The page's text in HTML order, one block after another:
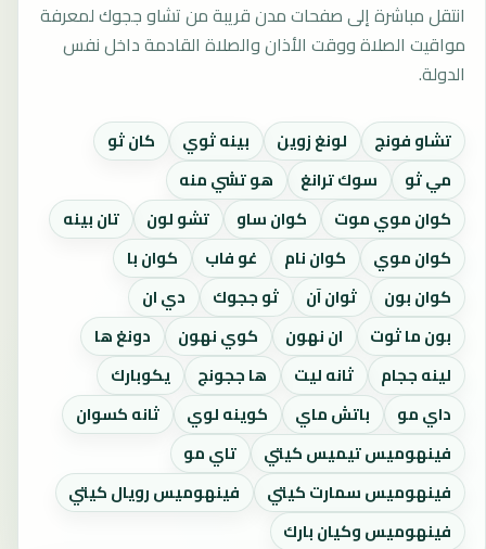
انتقل مباشرة إلى صفحات مدن قريبة من تشاو ججوك لمعرفة
مواقيت الصلاة ووقت الأذان والصلاة القادمة داخل نفس
الدولة.
تشاو فونج لونغ زوين بينه ثوي
كان ثو
مي ثو
سوك ترانغ
هو تشي منه
كوان موي موت
كوان ساو تشو لون
تان بينه
كوان موي
كوان نام غو فاب
كوان با
كوان بون
ثوان آن ثو ججوك
دي ان
بون ما ثوت
ان نهون كوي نهون
دونغ ها
لينه ججام
ثانه ليت ها ججونج
يكوبارك
داي مو
باتش ماي كوينه لوي
ثانه كسوان
فينهوميس تيميس كيتي
تاي مو
فينهوميس سمارت كيتي
فينهوميس رويال كيتي
فينهوميس وكيان بارك